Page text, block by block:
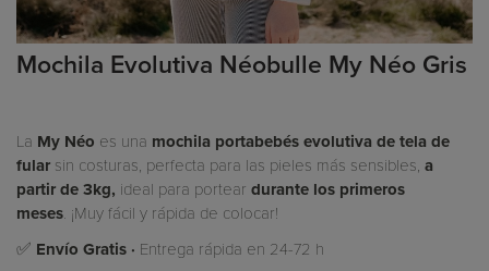
Mochila Evolutiva Néobulle My Néo Gris
La My Néo es una mochila portabebés evolutiva de tela de
fular sin costuras, perfecta para las pieles más sensibles, a
partir de 3kg, ideal para portear durante los primeros
meses. ¡Muy fácil y rápida de colocar!
✅ Envío Gratis · Entrega rápida en 24-72 h